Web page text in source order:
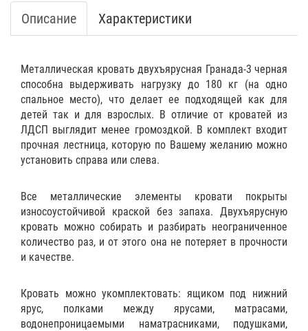
Описание Характеристики
Металлическая кровать двухъярусная Гранада-3 черная
способна выдерживать нагрузку до 180 кг (на одно
спальное место), что делает ее подходящей как для
детей так и для взрослых. В отличие от кроватей из
ЛДСП выглядит менее громоздкой. В комплект входит
прочная лестница, которую по Вашему желанию можно
установить справа или слева.
Все металлические элементы кровати покрыты
износоустойчивой краской без запаха. Двухъярусную
кровать можно собирать и разбирать неограниченное
количество раз, и от этого она не потеряет в прочности
и качестве.
Кровать можно укомплектовать: ящикомпод нижний
ярус, полками между ярусами, матрасами,
водонепроницаемыми наматрасниками, подушками,